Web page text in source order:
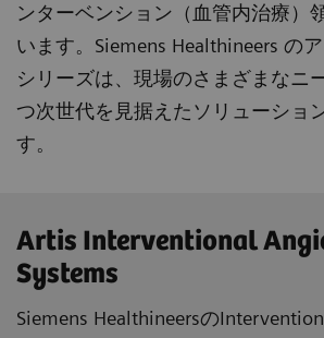
ンターベンション（血管内治療）
います。Siemens Healthineers の
シリーズは、現場のさまざまなニ
つ次世代を見据えたソリューショ
す。
Artis Interventional
Systems
Siemens Healthineersの